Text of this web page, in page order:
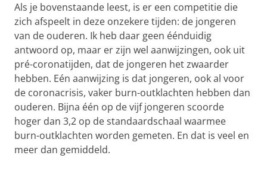
Als je bovenstaande leest, is er een competitie die
zich afspeelt in deze onzekere tijden: de jongeren
van de ouderen. Ik heb daar geen éénduidig ​​
antwoord op, maar er zijn wel aanwijzingen, ook uit
pré-coronatijden, dat de jongeren het zwaarder
hebben. Eén aanwijzing is dat jongeren, ook al voor
de coronacrisis, vaker burn-outklachten hebben dan
ouderen. Bijna één op de vijf jongeren scoorde
hoger dan 3,2 op de standaardschaal waarmee
burn-outklachten worden gemeten. En dat is veel en
meer dan gemiddeld.